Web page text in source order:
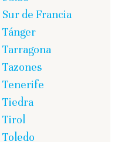
Sur de Francia
Tánger
Tarragona
Tazones
Tenerife
Tiedra
Tirol
Toledo